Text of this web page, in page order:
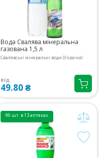
Вода Свалява мінеральна
газована 1,5 л
Свалявські мінеральні води (Україна)
від
49.80 ₴
90 шт. в 13 аптеках